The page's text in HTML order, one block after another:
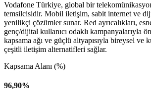
Vodafone Türkiye, global bir
temsilcisidir. Mobil iletişim, sabit internet ve
yenilikçi çözümler sunar. Red ayrıcalıkları,
genç/dijital kullanıcı odaklı kampanyalarıyla
kapsama ağı ve güçlü altyapısıyla bireysel ve
çeşitli iletişim alternatifleri sağlar.
Kapsama Alanı (%)
96,90%